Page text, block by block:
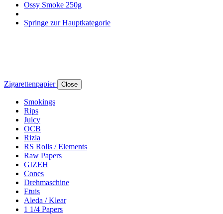
Ossy Smoke 250g
Springe zur Hauptkategorie
Zigarettenpapier Close
Smokings
Rips
Juicy
OCB
Rizla
RS Rolls / Elements
Raw Papers
GIZEH
Cones
Drehmaschine
Etuis
Aleda / Klear
1 1/4 Papers